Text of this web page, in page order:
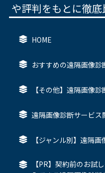
や評判をもとに徹底
HOME
おすすめの遠隔画像
【その他】遠隔画像
遠隔画像診断サービス
【ジャンル別】遠隔
【PR】契約前のお試